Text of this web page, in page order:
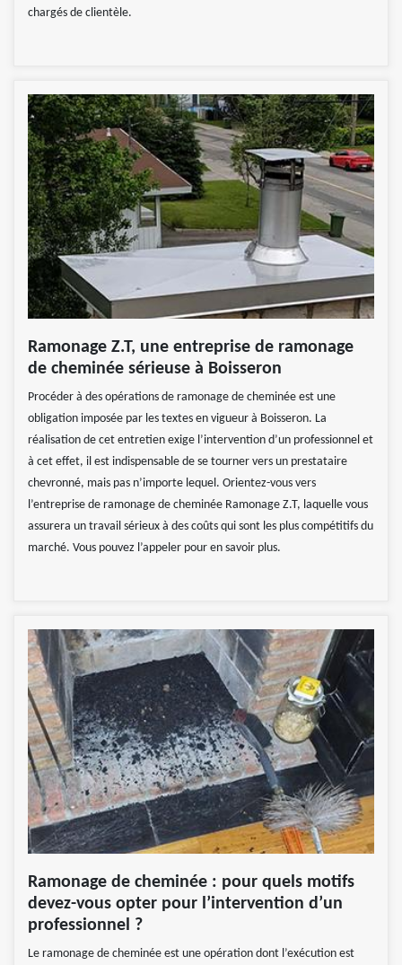
chargés de clientèle.
Ramonage Z.T, une entreprise de ramonage
de cheminée sérieuse à Boisseron
Procéder à des opérations de ramonage de cheminée est une
obligation imposée par les textes en vigueur à Boisseron. La
réalisation de cet entretien exige l’intervention d’un professionnel et
à cet effet, il est indispensable de se tourner vers un prestataire
chevronné, mais pas n’importe lequel. Orientez-vous vers
l’entreprise de ramonage de cheminée Ramonage Z.T, laquelle vous
assurera un travail sérieux à des coûts qui sont les plus compétitifs du
marché. Vous pouvez l’appeler pour en savoir plus.
Ramonage de cheminée : pour quels motifs
devez-vous opter pour l’intervention d’un
professionnel ?
Le ramonage de cheminée est une opération dont l’exécution est